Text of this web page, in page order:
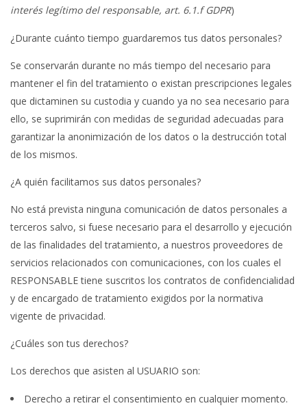
interés legítimo del responsable, art. 6.1.f GDPR)
¿Durante cuánto tiempo guardaremos tus datos personales?
Se conservarán durante no más tiempo del necesario para
mantener el fin del tratamiento o existan prescripciones legales
que dictaminen su custodia y cuando ya no sea necesario para
ello, se suprimirán con medidas de seguridad adecuadas para
garantizar la anonimización de los datos o la destrucción total
de los mismos.
¿A quién facilitamos sus datos personales?
No está prevista ninguna comunicación de datos personales a
terceros salvo, si fuese necesario para el desarrollo y ejecución
de las finalidades del tratamiento, a nuestros proveedores de
servicios relacionados con comunicaciones, con los cuales el
RESPONSABLE tiene suscritos los contratos de confidencialidad
y de encargado de tratamiento exigidos por la normativa
vigente de privacidad.
¿Cuáles son tus derechos?
Los derechos que asisten al USUARIO son:
Derecho a retirar el consentimiento en cualquier momento.